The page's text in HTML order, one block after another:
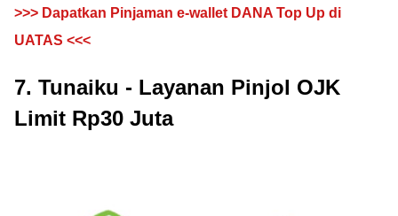
>>> Dapatkan Pinjaman e-wallet DANA Top Up di
UATAS <<<
7. Tunaiku - Layanan Pinjol OJK
Limit Rp30 Juta